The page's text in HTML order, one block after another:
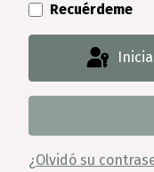
Recuérdeme
¿Olvidó su